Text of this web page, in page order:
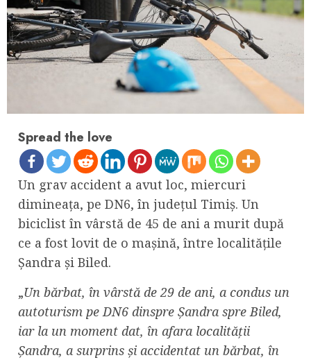
Spread the love
Un grav accident a avut loc, miercuri
dimineața, pe DN6, în județul Timiș. Un
biciclist în vârstă de 45 de ani a murit după
ce a fost lovit de o mașină, între localitățile
Șandra și Biled.
„Un bărbat, în vârstă de 29 de ani, a condus un
autoturism pe DN6 dinspre Șandra spre Biled,
iar la un moment dat, în afara localității
Șandra, a surprins și accidentat un bărbat, în